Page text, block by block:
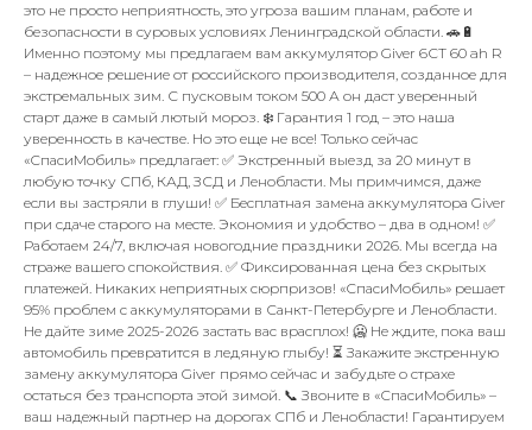
это не просто неприятность, это угроза вашим планам, работе и
безопасности в суровых условиях Ленинградской области. 🚗🔋
Именно поэтому мы предлагаем вам аккумулятор Giver 6СТ 60 ah R
– надежное решение от российского производителя, созданное для
экстремальных зим. С пусковым током 500 А он даст уверенный
старт даже в самый лютый мороз. ❄️ Гарантия 1 год – это наша
уверенность в качестве. Но это еще не все! Только сейчас
«СпасиМобиль» предлагает: ✅ Экстренный выезд за 20 минут в
любую точку СПб, КАД, ЗСД и Ленобласти. Мы примчимся, даже
если вы застряли в глуши! ✅ Бесплатная замена аккумулятора Giver
при сдаче старого на месте. Экономия и удобство – два в одном! ✅
Работаем 24/7, включая новогодние праздники 2026. Мы всегда на
страже вашего спокойствия. ✅ Фиксированная цена без скрытых
платежей. Никаких неприятных сюрпризов! «СпасиМобиль» решает
95% проблем с аккумуляторами в Санкт-Петербурге и Ленобласти.
Не дайте зиме 2025-2026 застать вас врасплох! 🥶 Не ждите, пока ваш
автомобиль превратится в ледяную глыбу! ⏳ Закажите экстренную
замену аккумулятора Giver прямо сейчас и забудьте о страхе
остаться без транспорта этой зимой. 📞 Звоните в «СпасиМобиль» –
ваш надежный партнер на дорогах СПб и Ленобласти! Гарантируем